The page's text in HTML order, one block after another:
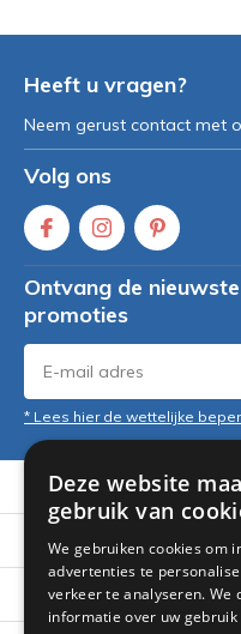
Heeft u vragen?
Neem gerust contact met
Volg ons
Ontvang de
promoties
* Lees hier de wettelijke
Klantenservice
Mijn account
Categorieën
Deze website
gebruik van
We gebruiken cookies om
advertenties te
verkeer te analyseren. We
informatie over uw gebruik